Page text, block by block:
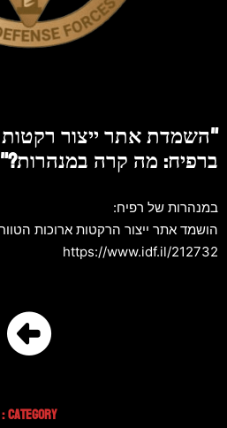
"השמדת אתר ייצור רקטות
ברפיח: מה קרה במנהרות?"
במנהרות של רפיח:
הושמד אתר ייצור הרקטות ארוכות
https://www.idf.il/212732
Category :